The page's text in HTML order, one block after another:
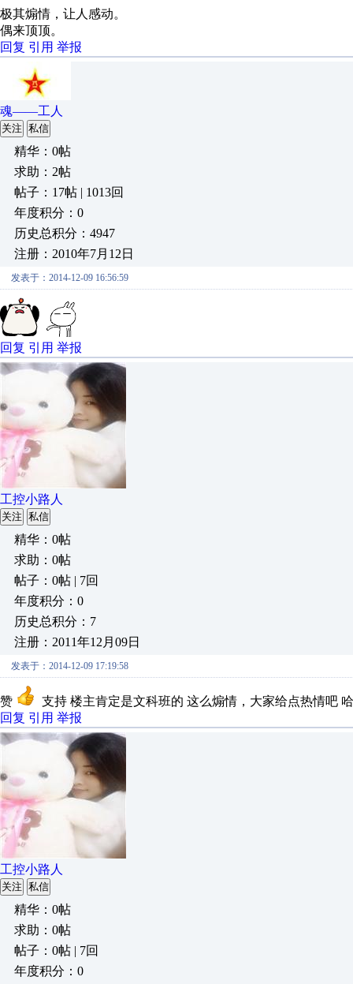
极其煽情，让人感动。
偶来顶顶。
回复 引用 举报
魂——工人
关注 私信
精华：0帖
求助：2帖
帖子：17帖 | 1013回
年度积分：0
历史总积分：4947
注册：2010年7月12日
发表于：2014-12-09 16:56:59
回复 引用 举报
工控小路人
关注 私信
精华：0帖
求助：0帖
帖子：0帖 | 7回
年度积分：0
历史总积分：7
注册：2011年12月09日
发表于：2014-12-09 17:19:58
赞
支持 楼主肯定是文科班的 这么煽情，大家给点热情吧
回复 引用 举报
工控小路人
关注 私信
精华：0帖
求助：0帖
帖子：0帖 | 7回
年度积分：0